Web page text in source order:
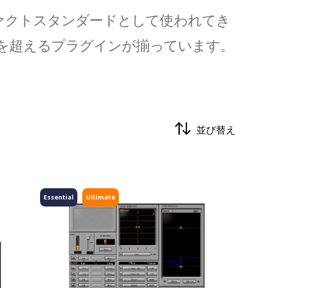
トスタンダードとして使われてき
えるプラグインが揃っています。
並び替え
Ultimate
Essential